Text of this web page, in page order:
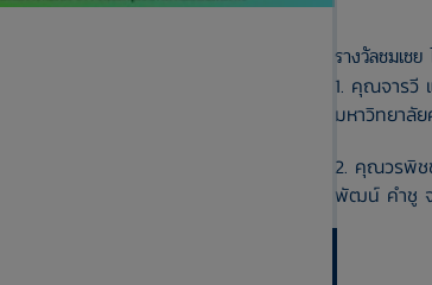
รางวัลชมเชย
1. คุณจารวี
มหาวิทยาลั
2. คุณวรพิช
พัฒน์ คำชู จ